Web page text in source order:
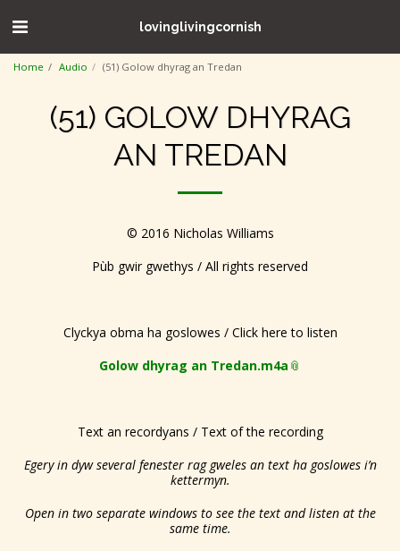
lovinglivingcornish
Home Audio (51) Golow dhyrag an Tredan
(51) GOLOW DHYRAG
AN TREDAN
© 2016 Nicholas Williams
Pùb gwir gwethys / All rights reserved
Clyckya obma ha goslowes / Click here to listen
Golow dhyrag an Tredan.m4a
Text an recordyans / Text of the recording
Egery in dyw several fenester rag gweles an text ha goslowes i’n
kettermyn.
Open in two separate windows to see the text and listen at the
same time.